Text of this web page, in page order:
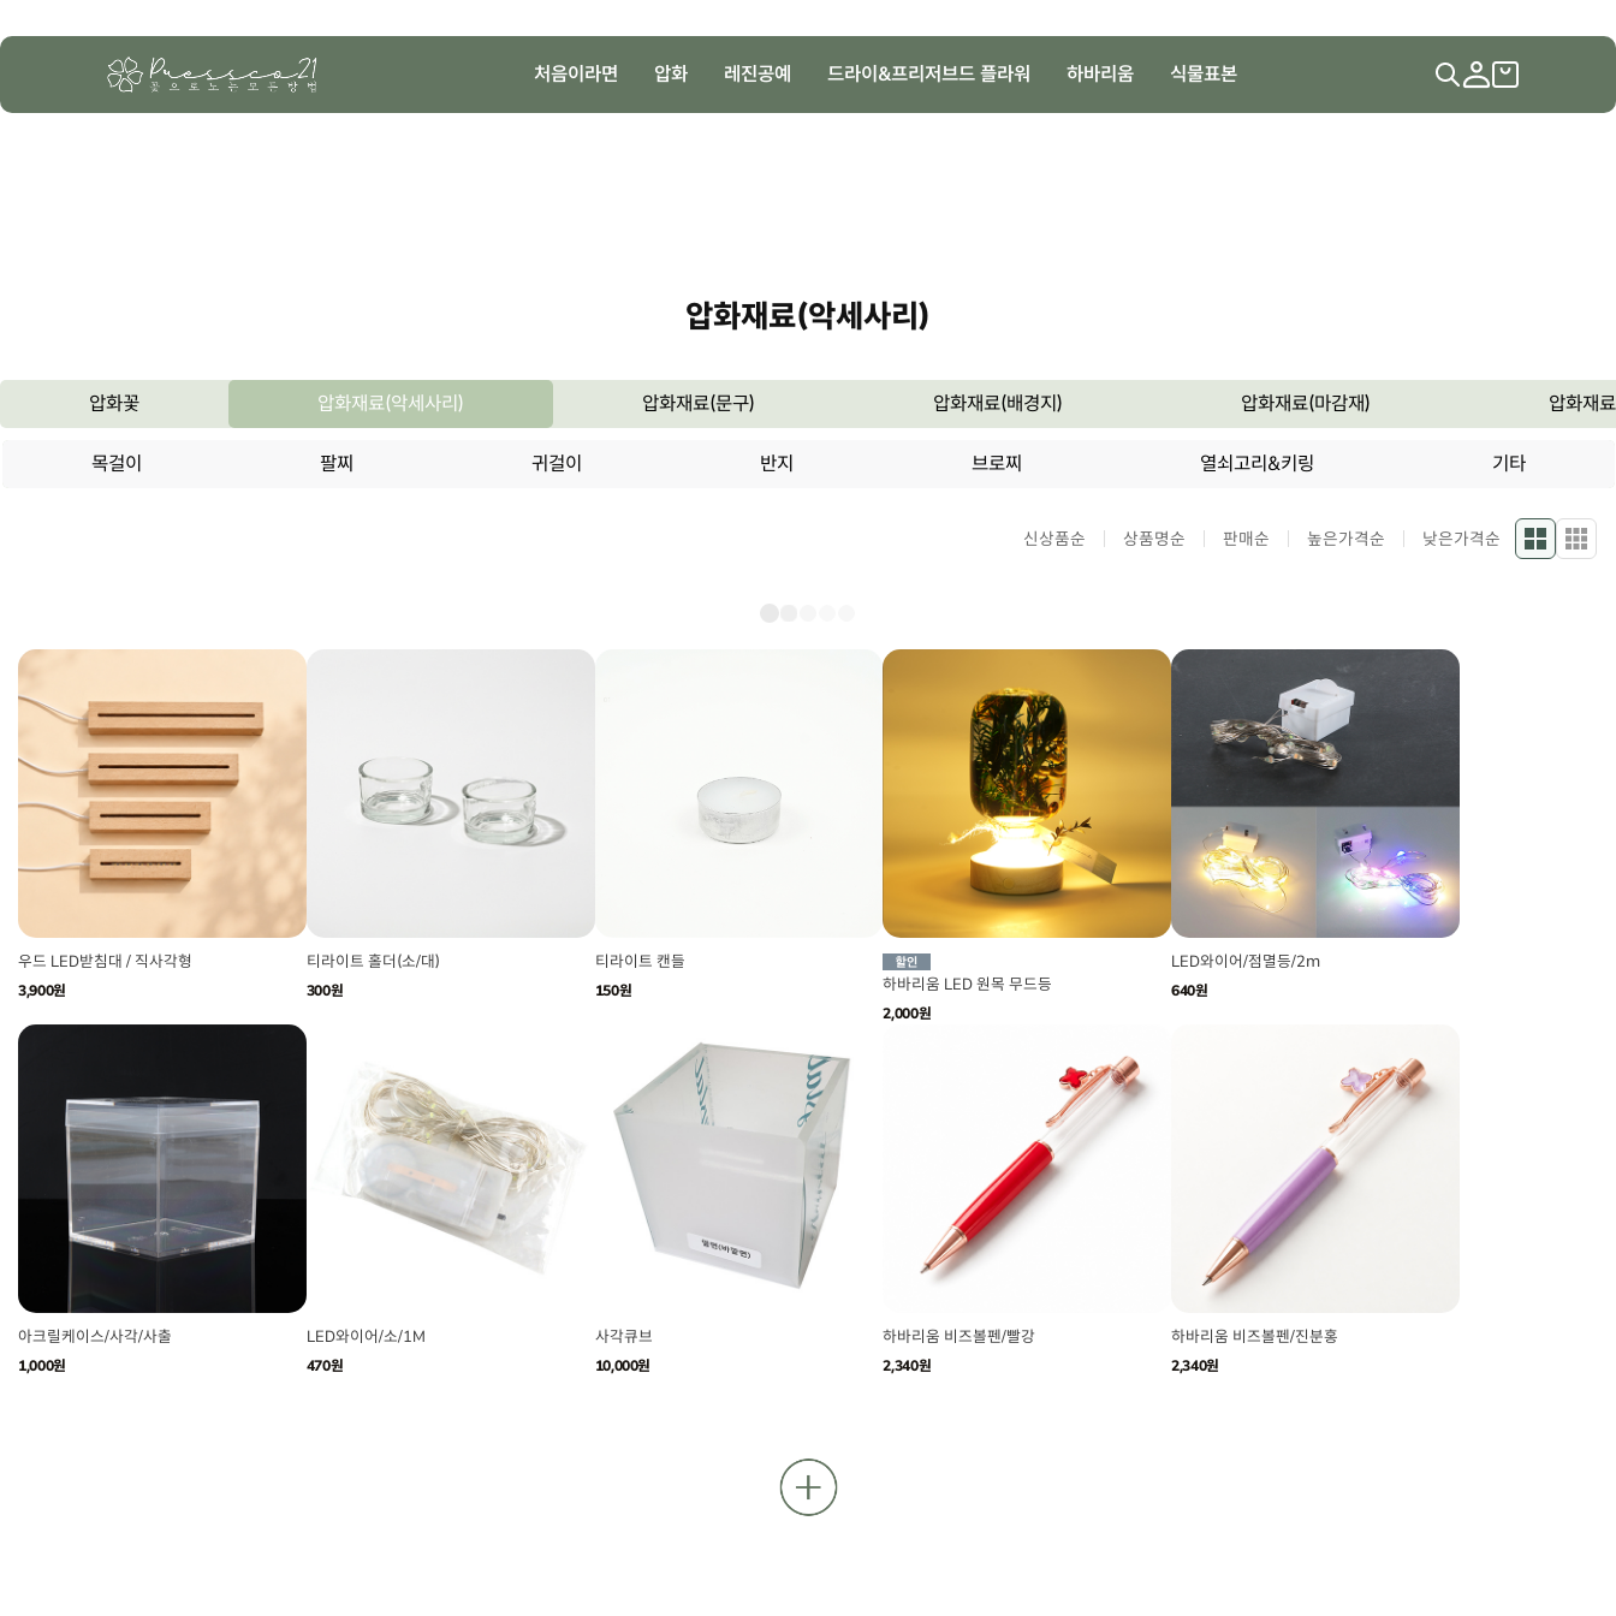
처음이라면 압화 레진공예 드라이&프리저브드 플라워 하바리움 식물표본
압화재료(악세사리)
압화꽃 압화재료(악세사리) 압화재료(문구) 압화재료(배경지) 압화재료(마감재) 압화재
목걸이 팔찌 귀걸이 반지 브로찌 열쇠고리&키링 기타
신상품순 상품명순 판매순 높은가격순 낮은가격순
우드 LED받침대 / 직사각형
3,900원
티라이트 홀더(소/대)
300원
티라이트 캔들
150원 하바리움 LED 원목 무드등
2,000원
LED와이어/점멸등/2m
640원
아크릴케이스/사각/사출
1,000원
LED와이어/소/1M
470원
사각큐브
10,000원
하바리움 비즈볼펜/빨강
2,340원
하바리움 비즈볼펜/진분홍
2,340원